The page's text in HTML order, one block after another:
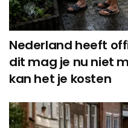
Nederland heeft
dit mag je nu niet
kan het je kosten